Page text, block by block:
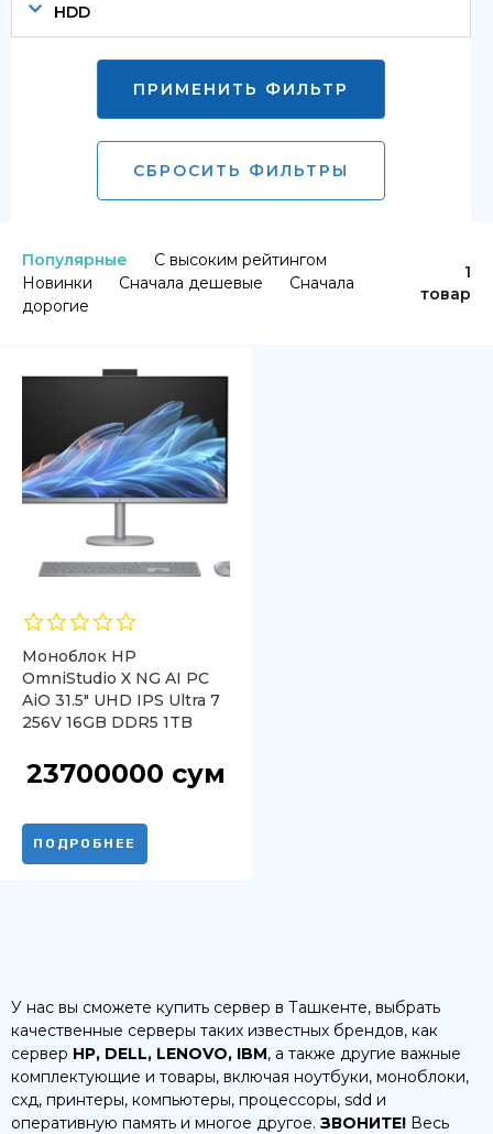
HDD
ПРИМЕНИТЬ ФИЛЬТР
СБРОСИТЬ ФИЛЬТРЫ
1
товар
Популярные
С высоким рейтингом
Новинки
Сначала дешевые
Сначала
дорогие
Моноблок HP
OmniStudio X NG AI PC
AiO 31.5″ UHD IPS Ultra 7
256V 16GB DDR5 1TB
23700000 сум
ПОДРОБНЕЕ
У нас вы сможете купить сервер в Ташкенте, выбрать
качественные серверы таких известных брендов, как
сервер HP, DELL, LENOVO, IBM, а также другие важные
комплектующие и товары, включая ноутбуки, моноблоки,
схд, принтеры, компьютеры, процессоры, sdd и
оперативную память и многое другое. ЗВОНИТЕ! Весь